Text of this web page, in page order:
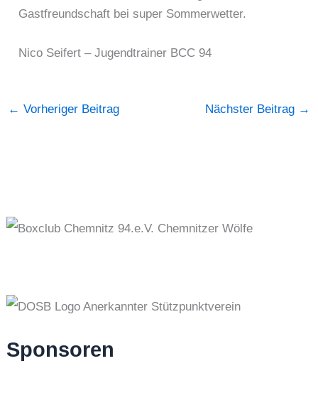
Sponsoren
Gastfreundschaft bei super Sommerwetter.
Nico Seifert – Jugendtrainer BCC 94
← Vorheriger Beitrag Nächster Beitrag →